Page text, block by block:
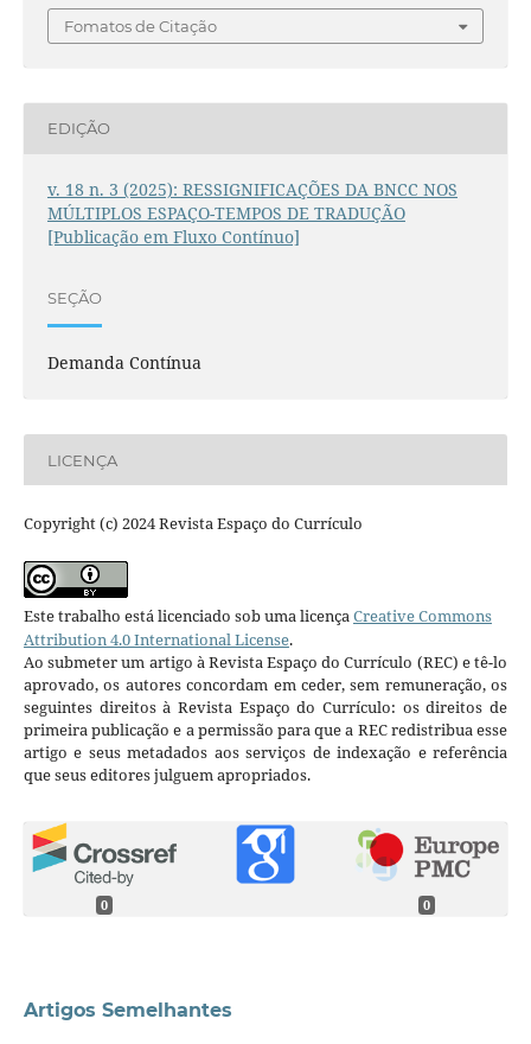
Fomatos de Citação
EDIÇÃO
v. 18 n. 3 (2025): RESSIGNIFICAÇÕES DA BNCC NOS
MÚLTIPLOS ESPAÇO-TEMPOS DE TRADUÇÃO
[Publicação em Fluxo Contínuo]
SEÇÃO
Demanda Contínua
LICENÇA
Copyright (c) 2024 Revista Espaço do Currículo
Este trabalho está licenciado sob uma licençaCreative Commons
Attribution 4.0 International License.
Ao submeter um artigo à Revista Espaço do Currículo (REC) e tê-lo
aprovado, os autores concordam em ceder, sem remuneração, os
seguintes direitos à Revista Espaço do Currículo: os direitos de
primeira publicação e a permissão para que a REC redistribua esse
artigo e seus metadados aos serviços de indexação e referência
que seus editores julguem apropriados.
0 0
Artigos Semelhantes